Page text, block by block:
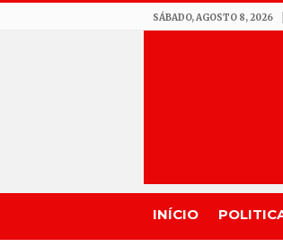
SÁBADO, AGOSTO 8, 2026
INÍCIO